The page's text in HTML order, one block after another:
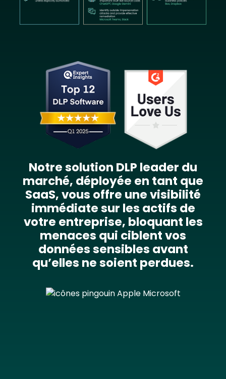
Notre solution DLP leader du
marché, déployée en tant que
SaaS, vous offre une visibilité
immédiate sur les actifs de
votre entreprise, bloquant les
menaces qui ciblent vos
données sensibles avant
qu’elles ne soient perdues.